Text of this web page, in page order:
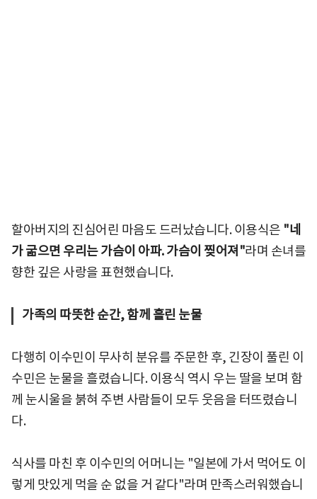
할아버지의 진심어린 마음도 드러났습니다. 이용식은 "네
가 굶으면 우리는 가슴이 아파. 가슴이 찢어져"라며 손녀를
향한 깊은 사랑을 표현했습니다.
가족의 따뜻한 순간, 함께 흘린 눈물
다행히 이수민이 무사히 분유를 주문한 후, 긴장이 풀린 이
수민은 눈물을 흘렸습니다. 이용식 역시 우는 딸을 보며 함
께 눈시울을 붉혀 주변 사람들이 모두 웃음을 터뜨렸습니
다.
식사를 마친 후 이수민의 어머니는 "일본에 가서 먹어도 이
렇게 맛있게 먹을 순 없을 거 같다"라며 만족스러워했습니